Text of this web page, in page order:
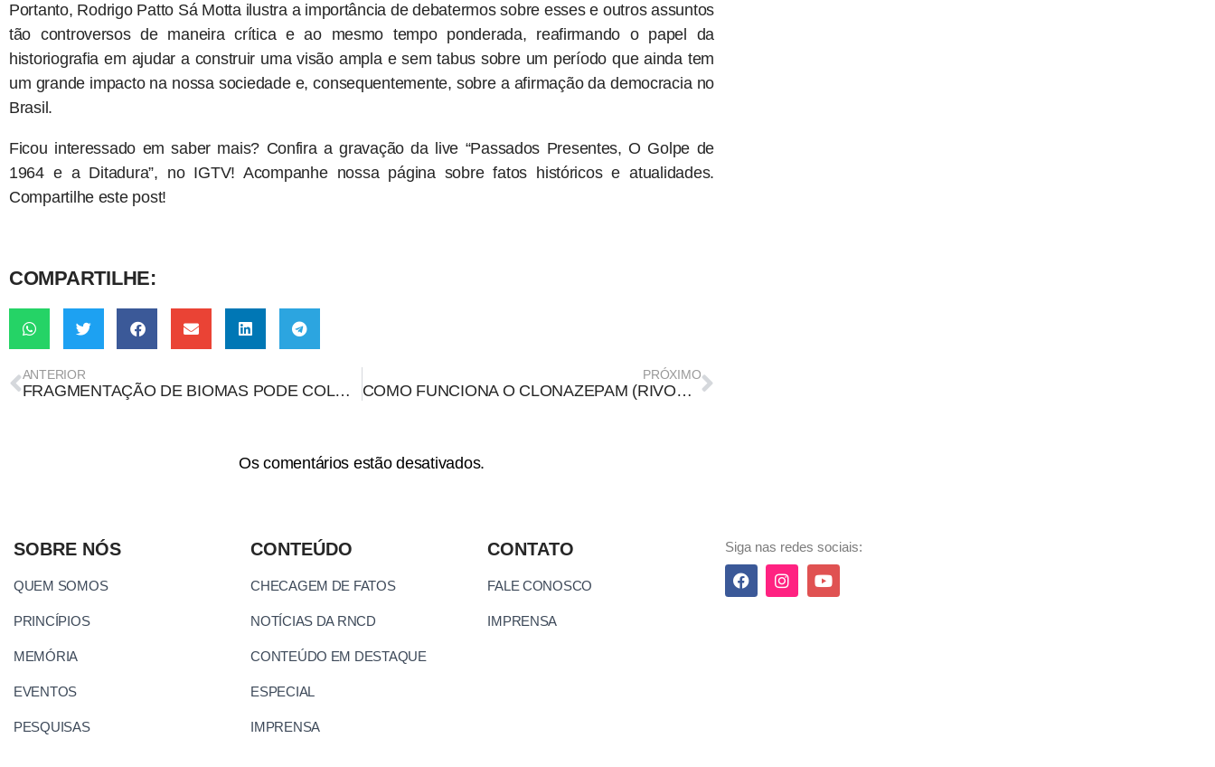
Portanto, Rodrigo Patto Sá Motta ilustra a importância de debatermos sobre esses e outros assuntos
tão controversos de maneira crítica e ao mesmo tempo ponderada, reafirmando o papel da
historiografia em ajudar a construir uma visão ampla e sem tabus sobre um período que ainda tem
um grande impacto na nossa sociedade e, consequentemente, sobre a afirmação da democracia no
Brasil.
Ficou interessado em saber mais? Confira a gravação da live “Passados Presentes, O Golpe de
1964 e a Ditadura”, no IGTV! Acompanhe nossa página sobre fatos históricos e atualidades.
Compartilhe este post!
COMPARTILHE:
ANTERIOR
FRAGMENTAÇÃO DE BIOMAS PODE COLOCAR PEQUENOS MAMÍFEROS EM ROTA DE EXTINÇÃO NOS CAMPOS GERAIS
PRÓXIMO
COMO FUNCIONA O CLONAZEPAM (RIVOTRIL)?
Os comentários estão desativados.
SOBRE NÓS
QUEM SOMOS
PRINCÍPIOS
MEMÓRIA
EVENTOS
PESQUISAS
CONTEÚDO
CHECAGEM DE FATOS
NOTÍCIAS DA RNCD
CONTEÚDO EM DESTAQUE
ESPECIAL
IMPRENSA
CONTATO
FALE CONOSCO
IMPRENSA
Siga nas redes sociais: